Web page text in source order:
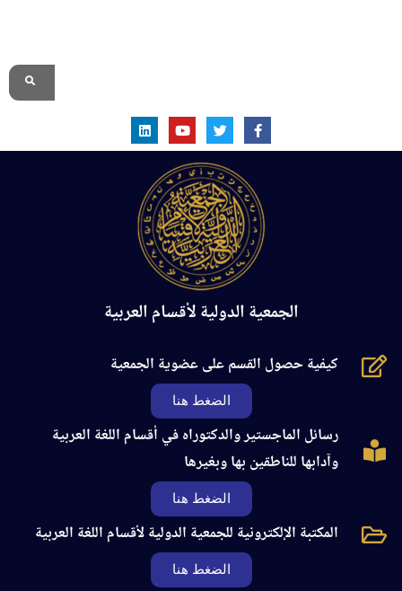
الجمعية الدولية لأقسام العربية
كيفية حصول القسم على عضوية الجمعية
الضغط هنا
رسائل الماجستير والدكتوراه في أقسام اللغة العربية
وآدابها للناطقين بها وبغيرها
الضغط هنا
المكتبة الإلكترونية للجمعية الدولية لأقسام اللغة العربية
الضغط هنا